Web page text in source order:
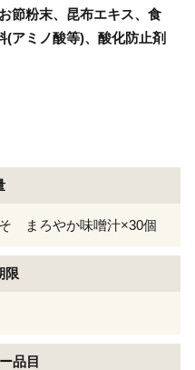
節粉末、昆布エキス、食
アミノ酸等)、酸化防止剤
まろやか味噌汁×30個
限
品目